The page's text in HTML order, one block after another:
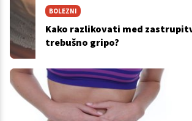
BOLEZNI
Kako razlikovati med
trebušno gripo?